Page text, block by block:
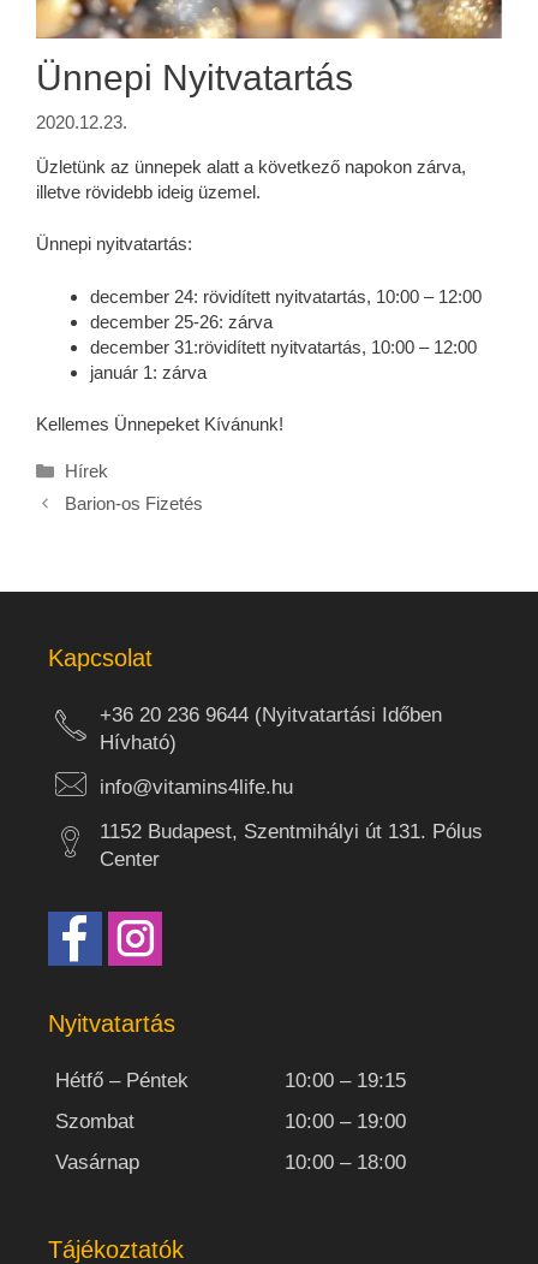
Ünnepi Nyitvatartás
2020.12.23.
Üzletünk az ünnepek alatt a következő napokon zárva,
illetve rövidebb ideig üzemel.
Ünnepi nyitvatartás:
december 24: rövidített nyitvatartás, 10:00 – 12:00
december 25-26: zárva
december 31:rövidített nyitvatartás, 10:00 – 12:00
január 1: zárva
Kellemes Ünnepeket Kívánunk!
Kategória
Hírek
Barion-os Fizetés
Kapcsolat
+36 20 236 9644 (Nyitvatartási Időben
Hívható)
info@vitamins4life.hu
1152 Budapest, Szentmihályi út 131. Pólus
Center
Nyitvatartás
Hétfő – Péntek
10:00 – 19:15
Szombat
10:00 – 19:00
Vasárnap
10:00 – 18:00
Tájékoztatók